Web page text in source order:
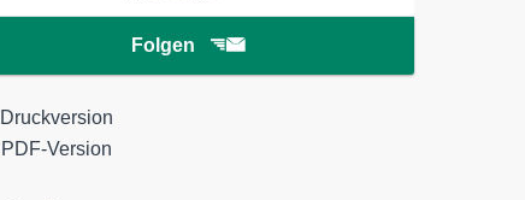
Folgen
Druckversion
PDF-Version